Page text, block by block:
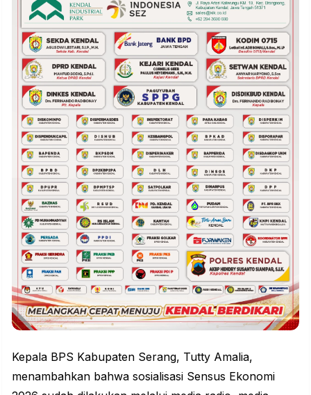
Kepala BPS Kabupaten Serang, Tutty Amalia,
menambahkan bahwa sosialisasi Sensus Ekonomi